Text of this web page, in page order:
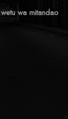
wa mitandao